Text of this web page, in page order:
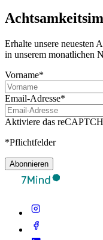
Erhalte unsere neuesten
in unserem monatlichen
Vorname*
Email-Adresse*
Aktiviere das
*Pflichtfelder
Abonnieren